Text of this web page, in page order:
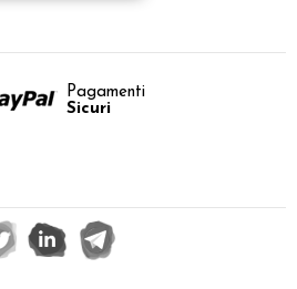
Pagamenti
Sicuri